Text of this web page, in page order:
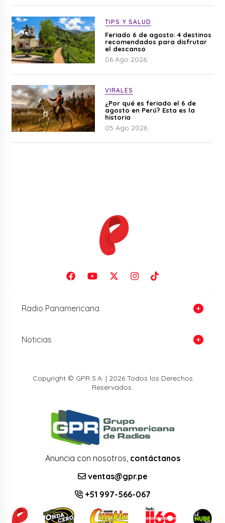
TIPS Y SALUD
Feriado 6 de agosto: 4 destinos
recomendados para disfrutar
el descanso
06 Ago 2026
VIRALES
¿Por qué es feriado el 6 de
agosto en Perú? Esta es la
historia
05 Ago 2026
Radio Panamericana
Noticias
Copyright © GPR S.A. | 2026 Todos los Derechos
Reservados.
Anuncia con nosotros, contáctanos
ventas@gpr.pe
+51 997-566-067